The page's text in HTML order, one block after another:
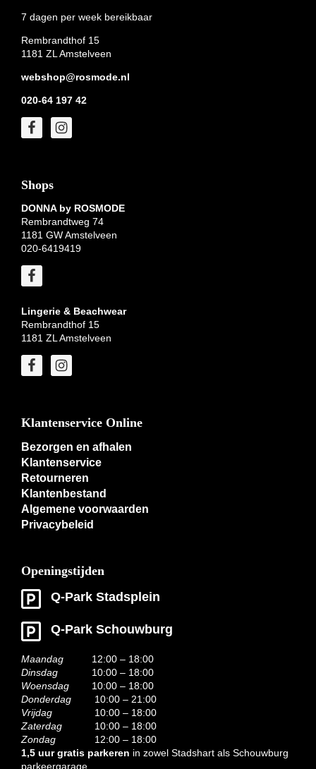
7 dagen per week bereikbaar
Rembrandthof 15
1181 ZL Amstelveen
webshop@rosmode.nl
020-64 197 42
Shops
DONNA by ROSMODE
Rembrandtweg 74
1181 GW Amstelveen
020-6419419
Lingerie & Beachwear
Rembrandthof 15
1181 ZL Amstelveen
Klantenservice Online
Bezorgen en afhalen
Klantenservice
Retourneren
Klantenbestand
Algemene voorwaarden
Privacybeleid
Openingstijden
Q-Park Stadsplein
Q-Park Schouwburg
Maandag
12:00 – 18:00
Dinsdag
10:00 – 18:00
Woensdag
10:00 – 18:00
Donderdag
10:00 – 21:00
Vrijdag
10:00 – 18:00
Zaterdag
10:00 – 18:00
Zondag
12:00 – 18:00
1,5 uur gratis parkeren in zowel Stadshart als Schouwburg
parkeergarage.